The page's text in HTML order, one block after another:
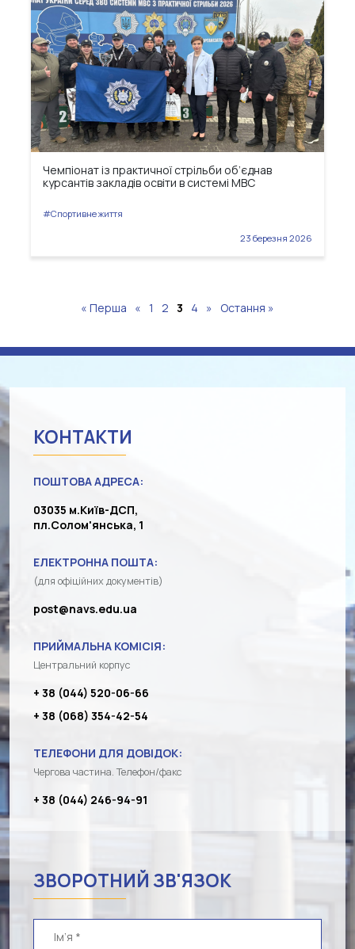
Чемпіонат із практичної стрільби об’єднав
курсантів закладів освіти в системі МВС
#Спортивне життя
23 березня 2026
« Перша « 1 2 3 4 » Остання »
КОНТАКТИ
ПОШТОВА АДРЕСА:
03035 м.Київ-ДСП,
пл.Солом'янська, 1
ЕЛЕКТРОННА ПОШТА:
(для офіційних документів)
post@navs.edu.ua
ПРИЙМАЛЬНА КОМІСІЯ:
Центральний корпус
+ 38 (044) 520-06-66
+ 38 (068) 354-42-54
ТЕЛЕФОНИ ДЛЯ ДОВІДОК:
Чергова частина. Телефон/факс
+ 38 (044) 246-94-91
ЗВОРОТНИЙ ЗВ'ЯЗОК